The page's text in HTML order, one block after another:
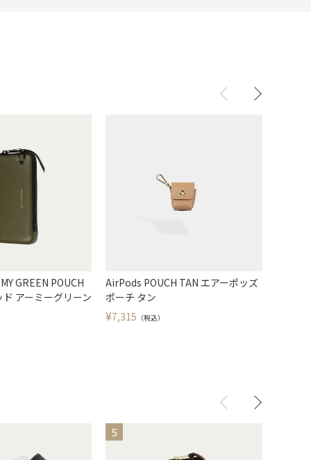
GREEN POUCH
アーミーグリーン
AirPods POUCH TAN エアーポッズ
ポーチ タン
¥7,315 （税込）